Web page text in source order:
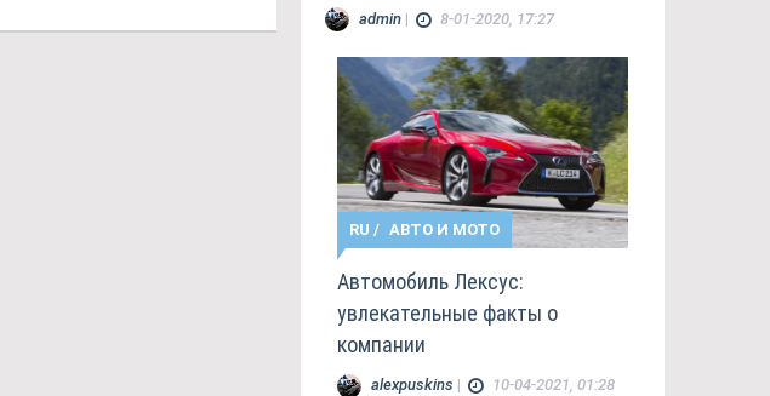
admin| 8-01-2020, 17:27
RU / АВТО И МОТО
Автомобиль Лексус:
увлекательные факты о
компании
alexpuskins | 10-04-2021, 01:28